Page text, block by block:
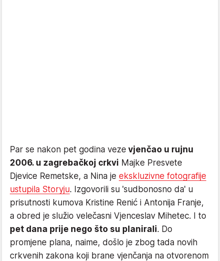
Par se nakon pet godina veze vjenčao u rujnu
2006. u zagrebačkoj crkvi Majke Presvete
Djevice Remetske, a Nina je ekskluzivne fotografije
ustupila Storyju. Izgovorili su 'sudbonosno da' u
prisutnosti kumova Kristine Renić i Antonija Franje,
a obred je služio velečasni Vjenceslav Mihetec. I to
pet dana prije nego što su planirali. Do
promjene plana, naime, došlo je zbog tada novih
crkvenih zakona koji brane vjenčanja na otvorenom